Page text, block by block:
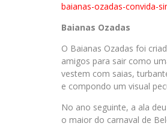
baianas-ozadas-convida-
Baianas Ozadas
O Baianas Ozadas foi
amigos para sair como
vestem com saias,
e compondo um visual
No ano seguinte, a ala
o maior do carnaval de